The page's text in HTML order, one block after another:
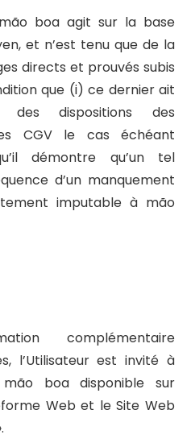
boa agit sur la base
et n’est tenu que de la
directs et prouvés subis
que (i) ce dernier ait
des dispositions des
CGV le cas échéant
démontre qu’un tel
d’un manquement
imputable à mão
complémentaire
l’Utilisateur est invité à
boa disponible sur
Web et le Site Web